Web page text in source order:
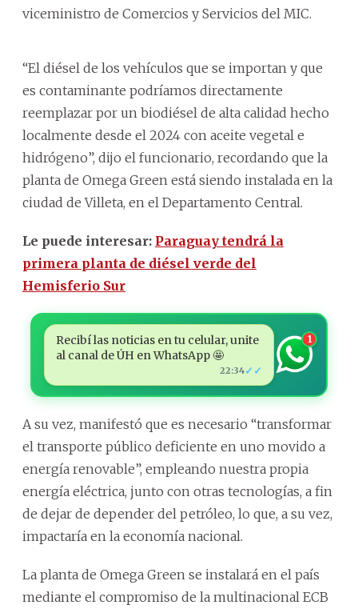
viceministro de Comercios y Servicios del MIC.
“El diésel de los vehículos que se importan y que
es contaminante podríamos directamente
reemplazar por un biodiésel de alta calidad hecho
localmente desde el 2024 con aceite vegetal e
hidrógeno”, dijo el funcionario, recordando que la
planta de Omega Green está siendo instalada en la
ciudad de Villeta, en el Departamento Central.
Le puede interesar: Paraguay tendrá la
primera planta de diésel verde del
Hemisferio Sur
Recibí las noticias en tu celular, unite
al canal de ÚH en WhatsApp 🤩
22:34✓✓
1
A su vez, manifestó que es necesario “transformar
el transporte público deficiente en uno movido a
energía renovable”, empleando nuestra propia
energía eléctrica, junto con otras tecnologías, a fin
de dejar de depender del petróleo, lo que, a su vez,
impactaría en la economía nacional.
La planta de Omega Green se instalará en el país
mediante el compromiso de la multinacional ECB